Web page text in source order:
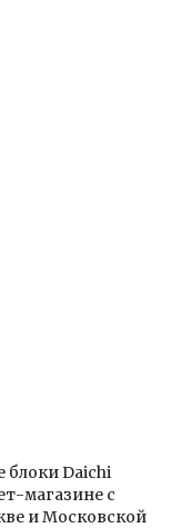
блоки Daichi
магазине с
и Московской